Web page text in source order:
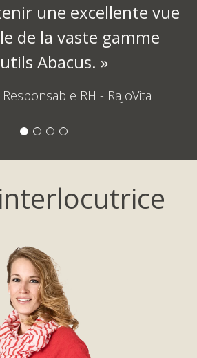
une excellente vue
de la vaste gamme
Abacus. »
RH - RaJoVita
1 2 3 4